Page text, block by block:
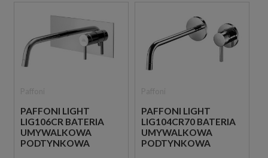
PAFFONI LIGHT
LIG106CR BATERIA
UMYWALKOWA
PODTYNKOWA
PAFFONI LIGHT
LIG104CR70 BATERIA
UMYWALKOWA
PODTYNKOWA